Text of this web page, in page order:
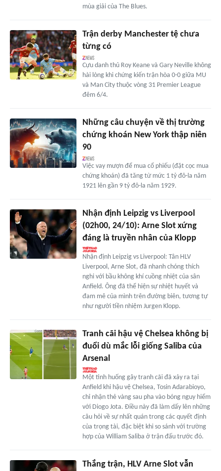
mùa giải của The Blues.
Trận derby Manchester tệ chưa
từng có
Cựu danh thủ Roy Keane và Gary Neville không
hài lòng khi chứng kiến trận hòa 0-0 giữa MU
và Man City thuộc vòng 31 Premier League
đêm 6/4.
Những câu chuyện về thị trường
chứng khoán New York thập niên
90
Việc vay mượn để mua cổ phiếu (đặt cọc mua
chứng khoán) đã tăng từ mức 1 tỷ đô-la năm
1921 lên gần 9 tỷ đô-la năm 1929.
Nhận định Leipzig vs Liverpool
(02h00, 24/10): Arne Slot xứng
đáng là truyền nhân của Klopp
Nhận định Leipzig vs Liverpool: Tân HLV
Liverpool, Arne Slot, đã nhanh chóng thích
nghi với bầu không khí cuồng nhiệt của sân
Anfield. Ông đã thể hiện sự nhiệt huyết và
đam mê của mình trên đường biên, tương tự
như người tiền nhiệm Jurgen Klopp.
Tranh cãi hậu vệ Chelsea không bị
đuổi dù mắc lỗi giống Saliba của
Arsenal
Một tình huống gây tranh cãi đã xảy ra tại
Anfield khi hậu vệ Chelsea, Tosin Adarabioyo,
chỉ nhận thẻ vàng sau pha vào bóng nguy hiểm
với Diogo Jota. Điều này đã làm dấy lên những
câu hỏi về sự nhất quán trong các quyết định
của trọng tài, đặc biệt khi so sánh với trường
hợp của William Saliba ở trận đấu trước đó.
Thắng trận, HLV Arne Slot vẫn